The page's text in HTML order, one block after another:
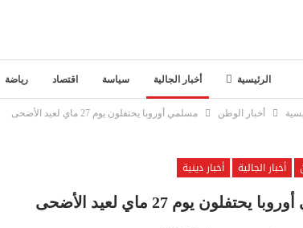
الرئيسية أخبار الجالية سياسة اقتصاد رياضة
أخبار الوطن مسلمي أوروبا يحتفلون يوم 27 ماي لعيد الأضحى
أخبار الجالية
أخبار دينية
يحتفلون يوم 27 ماي لعيد الأضحى